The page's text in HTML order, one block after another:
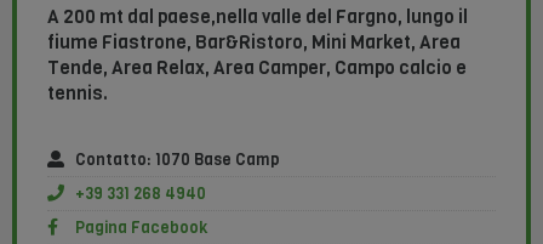
A 200 mt dal paese,nella valle del Fargno, lungo il
fiume Fiastrone, Bar&Ristoro, Mini Market, Area
Tende, Area Relax, Area Camper, Campo calcio e
tennis.
Contatto: 1070 Base Camp
+39 331 268 4940
Pagina Facebook